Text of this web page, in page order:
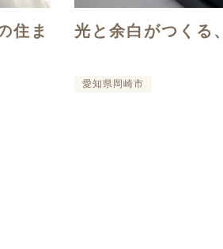
住ま
光と余白がつくる
愛知県岡崎市